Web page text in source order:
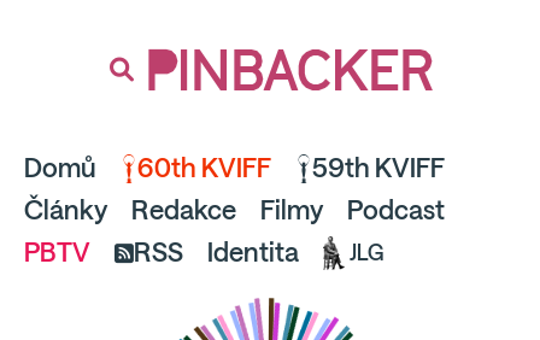
a pusťte se do čtení.
PINBACKER
Domů 60th KVIFF
59th KVIFF
Články
Redakce Filmy
Podcast
PBTV
RSS Identita JLG